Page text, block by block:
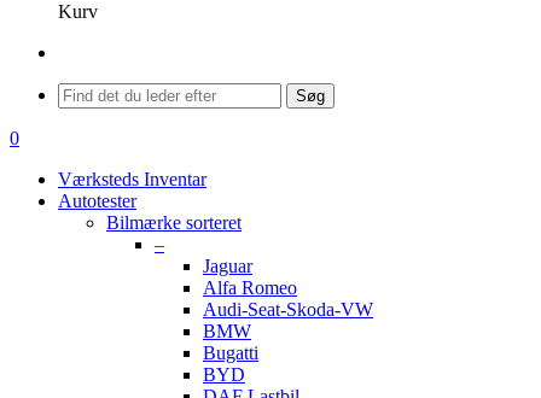
Kurv
Menu
Søg
search
0
Værksteds Inventar
Autotester
Bilmærke sorteret
–
Jaguar
Alfa Romeo
Audi-Seat-Skoda-VW
BMW
Bugatti
BYD